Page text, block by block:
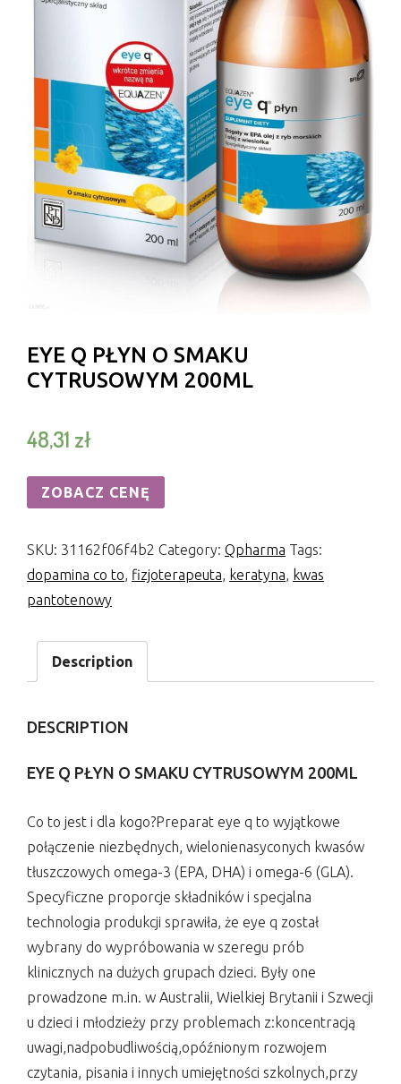
EYE Q PŁYN O SMAKU
CYTRUSOWYM 200ML
48,31 zł
ZOBACZ CENĘ
SKU: 31162f06f4b2 Category: Qpharma Tags:
dopamina co to fizjoterapeuta keratyna
kwas
pantotenowy
Description
DESCRIPTION
EYE Q PŁYN O SMAKU CYTRUSOWYM 200ML
Co to jest i dla kogo?Preparat eye q to wyjątkowe
połączenie niezbędnych, wielonienasyconych kwasów
tłuszczowych omega-3 (EPA, DHA) i omega-6 (GLA).
Specyficzne proporcje składników i specjalna
technologia produkcji sprawiła, że eye q został
wybrany do wypróbowania w szeregu prób
klinicznych na dużych grupach dzieci. Były one
prowadzone m.in. w Australii, Wielkiej Brytanii i Szwecji
u dzieci i młodzieży przy problemach z:koncentracją
uwagi,nadpobudliwością,opóźnionym rozwojem
czytania, pisania i innych umiejętności szkolnych,przy